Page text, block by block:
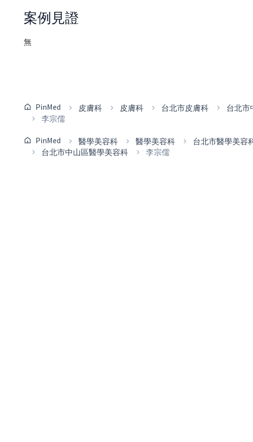
案例見證
無
PinMed 皮膚科 皮膚科 台北市皮膚科
台北市
李宗儒
PinMed 醫學美容科 醫學美容科
台北市醫學美容
台北市中山區醫學美容科
李宗儒